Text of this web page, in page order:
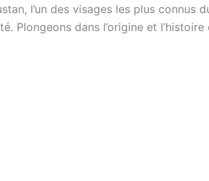
l’un des visages les plus connus
Plongeons dans l’origine et